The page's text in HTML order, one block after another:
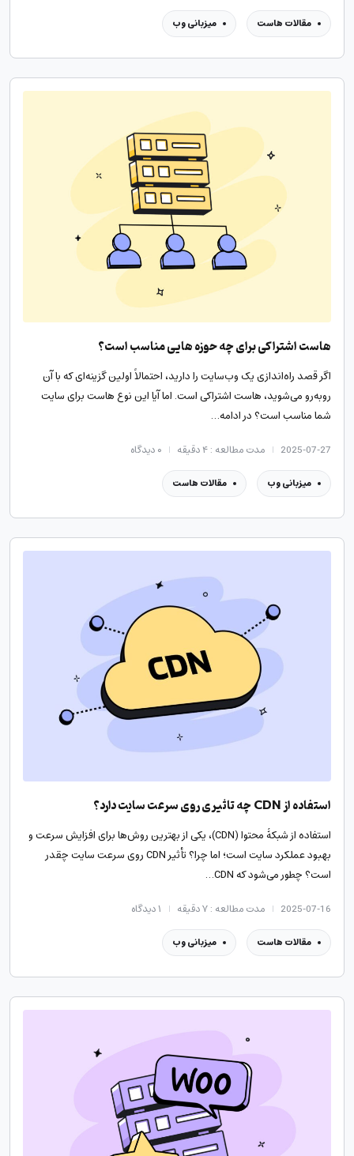
مقالات هاست میزبانی وب
هاست اشتراکی برای چه حوزه هایی مناسب است؟
اگر قصد راه‌اندازی یک وب‌سایت را دارید، احتمالاً اولین گزینه‌ای که با آن
روبه‌رو می‌شوید، هاست اشتراکی است. اما آیا این نوع هاست برای سایت
شما مناسب است؟ در ادامه…
2025-07-27 مدت مطالعه : ۴ دقیقه ۰دیدگاه
میزبانی وب مقالات هاست
استفاده از CDN چه تاثیری روی سرعت سایت دارد؟
استفاده از شبکۀ محتوا (CDN)، یکی از بهترین روش‌ها برای افزایش سرعت و
بهبود عملکرد سایت است؛ اما چرا؟ تأثیر CDN روی سرعت سایت چقدر
است؟ چطور می‌شود که CDN…
2025-07-16 مدت مطالعه : ۷ دقیقه ۱دیدگاه
مقالات هاست میزبانی وب